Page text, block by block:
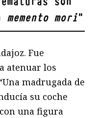
memento mori"
Fue
atenuar los
madrugada de
su coche
una figura